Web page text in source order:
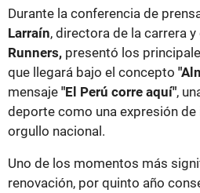
Durante la conferencia de
Larraín, directora de la carrera
Runners, presentó los
que llegará bajo el concepto
mensaje "El Perú corre aquí",
deporte como una expresión de
orgullo nacional.
Uno de los momentos más
renovación, por quinto año